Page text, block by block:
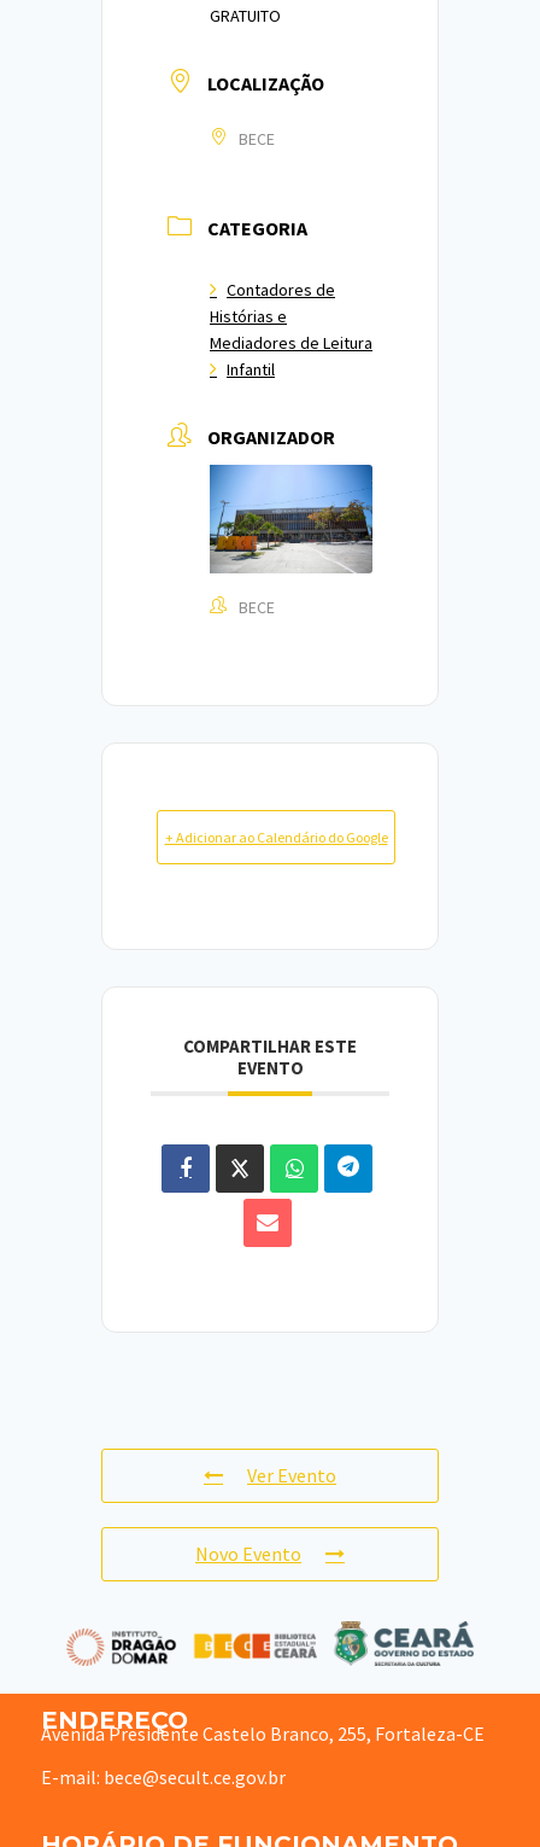
GRATUITO
LOCALIZAÇÃO
BECE
CATEGORIA
Contadores de
Histórias e
Mediadores de Leitura
Infantil
ORGANIZADOR
BECE
+ Adicionar ao Calendário do Google
COMPARTILHAR ESTE
EVENTO
Ver Evento
Novo Evento
ENDEREÇO
Avenida Presidente Castelo Branco, 255, Fortaleza-CE
E-mail: bece@secult.ce.gov.br